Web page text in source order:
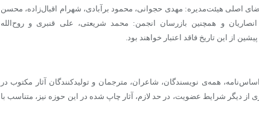
اصلی هیئت‌مدیره: مهدی حجوانی، محمود برآبادی، شهرام اقبال‌زاده، محسن
و همچنین بازرسان انجمن: محمد شریعتی، علی قنبری و روح‌الله
از این تاریخ فاقد اعتبار خواهند بود.
منظور از نویسندگان در انجمن، طبق مواد ۲ و ۱۰ اساس‌نامه، همه­‌ی نویسندگان، شاعران، مترجمان و تولیدکنندگان آثار مکتوب در
دیگر شرایط عضویت، در حد لازم، آثار چاپ شده در این حوزه نیز، متناسب با